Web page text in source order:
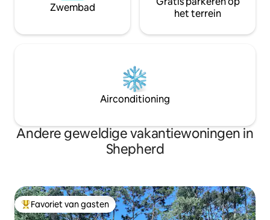
Zwembad
het terrein
Airconditioning
Andere geweldige vakantiewoningen in
Shepherd
Topfavoriet van gasten
Favoriet van gasten